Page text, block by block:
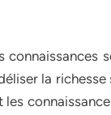
connaissances
la